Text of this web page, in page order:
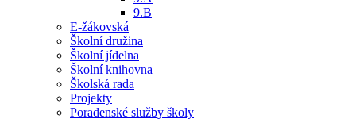
9.B
E-žákovská
Školní družina
Školní jídelna
Školní knihovna
Školská rada
Projekty
Poradenské služby školy